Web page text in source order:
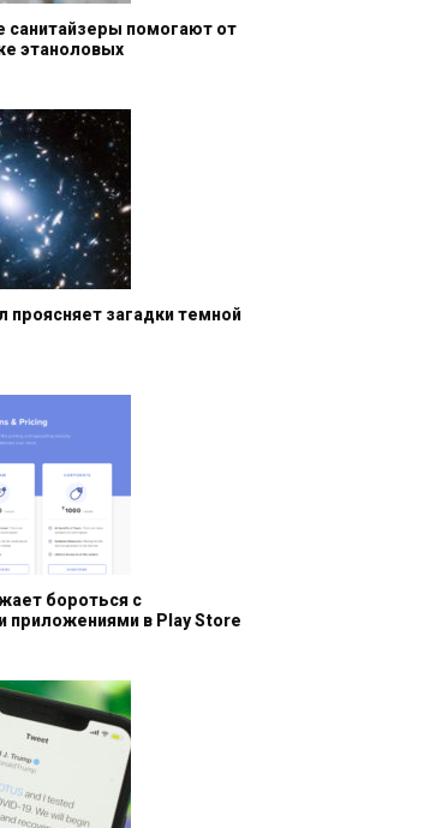
санитайзеры помогают от
этаноловых
проясняет загадки темной
бороться с
приложениями в Play Store